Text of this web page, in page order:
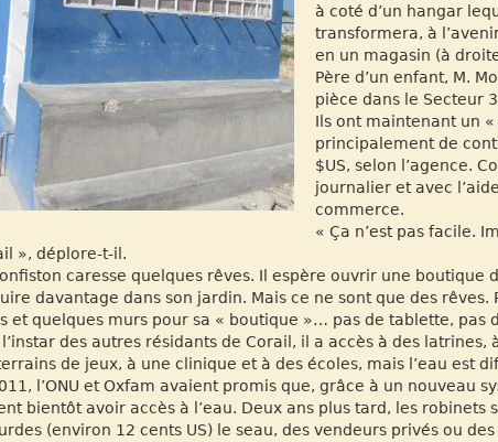
à coté d’un hangar
transformera, à
en un magasin (à
Père d’un enfant, M.
pièce dans le Secteur
Ils ont maintenant un
principalement de
$US, selon l’agence.
journalier et avec
commerce.
« Ça n’est pas facile.
», déplore-t-il.
caresse quelques rêves. Il espère ouvrir une boutique
davantage dans son jardin. Mais ce ne sont que des rêves.
et quelques murs pour sa « boutique »… pas de tablette, pas
l’instar des autres résidants de Corail, il a accès à des
de jeux, à une clinique et à des écoles, mais l’eau est
l’ONU et Oxfam avaient promis que, grâce à un nouveau
bientôt avoir accès à l’eau. Deux ans plus tard, les robinets
(environ 12 cents US) le seau, des vendeurs privés ou